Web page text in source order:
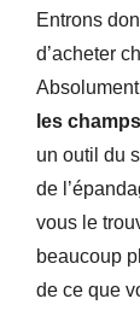
Entrons
d’acheter
les
un outil du
de
vous le
beaucoup
de ce que